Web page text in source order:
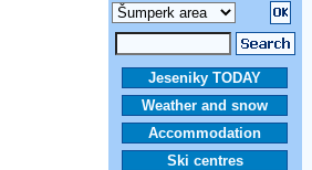
Jeseniky TODAY
Weather and snow
Accommodation
Ski centres